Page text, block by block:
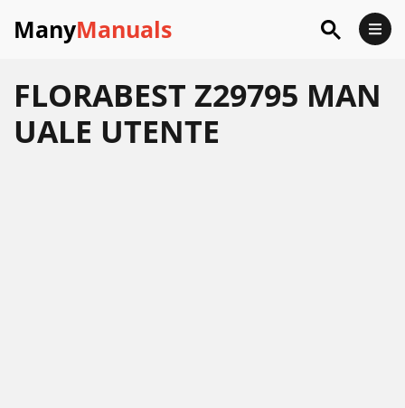
ManyManuals
FLORABEST Z29795 MAN
UALE UTENTE